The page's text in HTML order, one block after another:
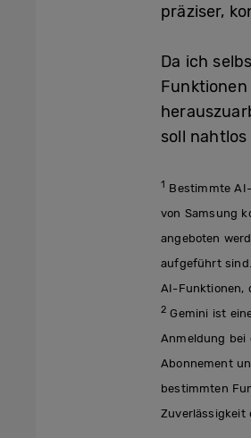
präziser,
Da ich
soll
1 Bestimmte
von Samsung
angeboten
aufgeführt
AI-Funktionen,
2 Gemini ist
Anmeldung bei
Abonnement
bestimmten
Zuverlässigkeit